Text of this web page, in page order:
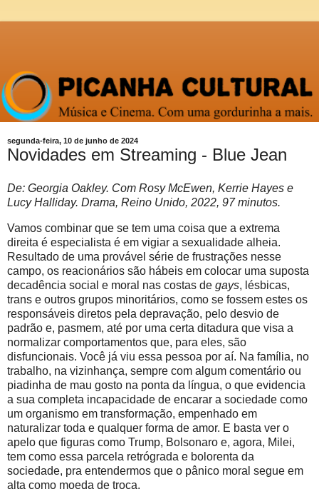
segunda-feira, 10 de junho de 2024
Novidades em Streaming - Blue Jean
De: Georgia Oakley. Com Rosy McEwen, Kerrie Hayes e
Lucy Halliday. Drama, Reino Unido, 2022, 97 minutos.
Vamos combinar que se tem uma coisa que a extrema
direita é especialista é em vigiar a sexualidade alheia.
Resultado de uma provável série de frustrações nesse
campo, os reacionários são hábeis em colocar uma suposta
decadência social e moral nas costas de gays, lésbicas,
trans e outros grupos minoritários, como se fossem estes os
responsáveis diretos pela depravação, pelo desvio de
padrão e, pasmem, até por uma certa ditadura que visa a
normalizar comportamentos que, para eles, são
disfuncionais. Você já viu essa pessoa por aí. Na família, no
trabalho, na vizinhança, sempre com algum comentário ou
piadinha de mau gosto na ponta da língua, o que evidencia
a sua completa incapacidade de encarar a sociedade como
um organismo em transformação, empenhado em
naturalizar toda e qualquer forma de amor. E basta ver o
apelo que figuras como Trump, Bolsonaro e, agora, Milei,
tem como essa parcela retrógrada e bolorenta da
sociedade, pra entendermos que o pânico moral segue em
alta como moeda de troca.